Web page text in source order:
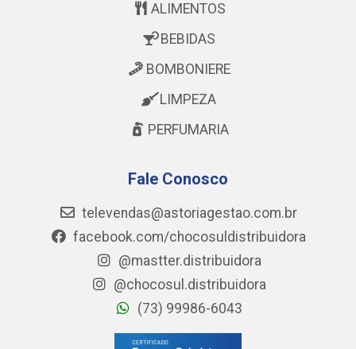
ALIMENTOS
BEBIDAS
BOMBONIERE
LIMPEZA
PERFUMARIA
Fale Conosco
televendas@astoriagestao.com.br
facebook.com/chocosuldistribuidora
@mastter.distribuidora
@chocosul.distribuidora
(73) 99986-6043